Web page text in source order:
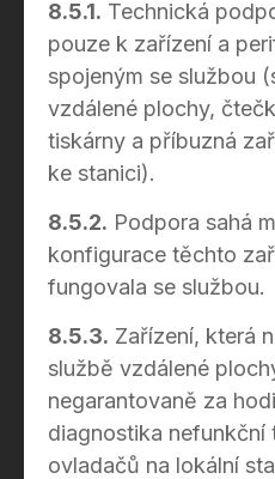
8.5.1. Technická
pouze k zařízení a
spojeným se službou
vzdálené plochy,
tiskárny a příbuzná
ke stanici).
8.5.2. Podpora sahá
konfigurace těchto
fungovala se službou.
8.5.3. Zařízení, která
službě vzdálené
negarantovaně za
diagnostika nefunkční
ovladačů na lokální